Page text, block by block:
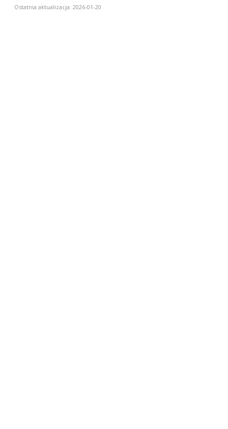
Ostatnia aktualizacja: 2026-01-20